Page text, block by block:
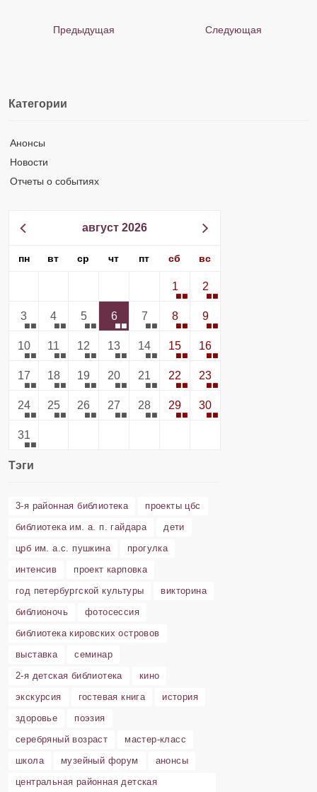
Предыдущая Следующая
Категории
Анонсы
Новости
Отчеты о событиях
август 2026
пн вт ср чт пт сб вс
1 2
3 4 5 6 7 8 9
10 11 12 13 14 15 16
17 18 19 20 21 22 23
24 25 26 27 28 29 30
31
Тэги
3-я районная библиотека
проекты цбс
библиотека им. а. п. гайдара
дети
црб им. а.с. пушкина
прогулка
интенсив
проект карповка
год петербургской культуры
викторина
библионочь
фотосессия
библиотека кировских островов
выставка
семинар
2-я детская библиотека
кино
экскурсия
гостевая книга
история
здоровье
поэзия
серебряный возраст
мастер-класс
школа
музейный форум
анонсы
центральная районная детская